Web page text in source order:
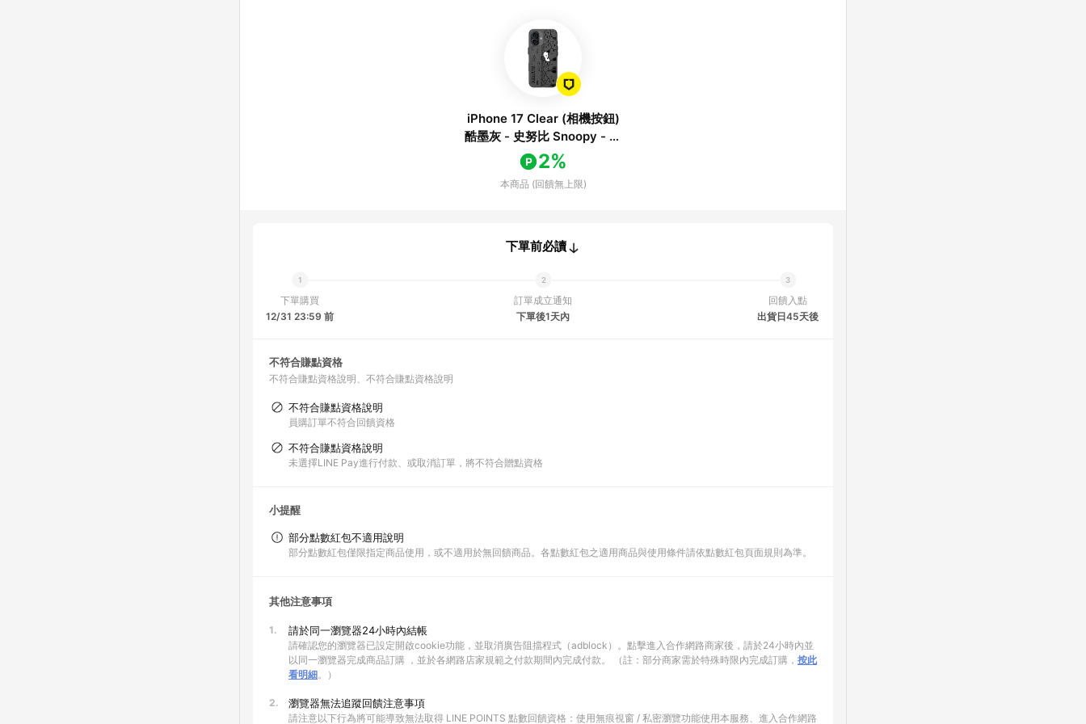
iPhone 17 Clear (相機按鈕)
酷墨灰 - 史努比 Snoopy - 滿
滿的Snoopy
2%
本商品 (回饋無上限)
下單前必讀
下單購買
12/31 23:59 前
訂單成立通知
下單後1天內
回饋入點
出貨日45天後
不符合賺點資格
不符合賺點資格說明 不符合賺點資格說明
不符合賺點資格說明
員購訂單不符合回饋資格
不符合賺點資格說明
未選擇LINE Pay進行付款、或取消訂單，將不符合贈點資格
小提醒
部分點數紅包不適用說明
部分點數紅包僅限指定商品使用，或不適用於無回饋商品。各點數紅包之適用商品與使用條件請依點數紅包頁面規則為準。
其他注意事項
1. 請於同一瀏覽器24小時內結帳
請確認您的瀏覽器已設定開啟cookie功能，並取消廣告阻擋程式（adblock）。點擊進入合作網路商家後，請於24小時內並
以同一瀏覽器完成商品訂購 ，並於各網路店家規範之付款期間內完成付款。 （註：部分商家需於特殊時限內完成訂購， 按此
看明細。）
2. 瀏覽器無法追蹤回饋注意事項
請注意以下行為將可能導致無法取得 LINE POINTS 點數回饋資格：使用無痕視窗 / 私密瀏覽功能使用本服務、進入合作網路